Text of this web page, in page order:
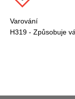
Varování
H319 - Způsobuje